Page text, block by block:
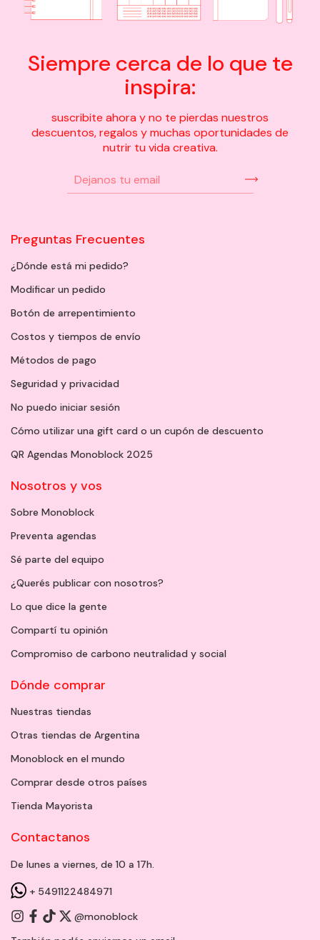
Siempre cerca de lo que te
inspira:
suscribite ahora y no te pierdas nuestros
descuentos, regalos y muchas oportunidades de
nutrir tu vida creativa.
Preguntas Frecuentes
¿Dónde está mi pedido?
Modificar un pedido
Botón de arrepentimiento
Costos y tiempos de envío
Métodos de pago
Seguridad y privacidad
No puedo iniciar sesión
Cómo utilizar una gift card o un cupón de descuento
QR Agendas Monoblock 2025
Nosotros y vos
Sobre Monoblock
Preventa agendas
Sé parte del equipo
¿Querés publicar con nosotros?
Lo que dice la gente
Compartí tu opinión
Compromiso de carbono neutralidad y social
Dónde comprar
Nuestras tiendas
Otras tiendas de Argentina
Monoblock en el mundo
Comprar desde otros países
Tienda Mayorista
Contactanos
De lunes a viernes, de 10 a 17h.
+ 5491122484971
@monoblock